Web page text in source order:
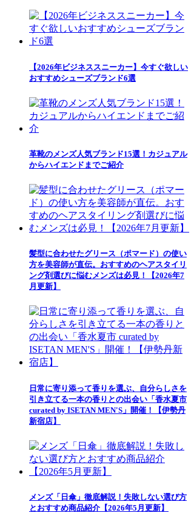
【2026年ビジネススニーカー】今すぐ欲しい
おすすめシューズブランド6選
革靴のメンズ人気ブランド15選！カジュアル
からハイエンドまでご紹介
髪型に合わせたグリース（ポマード）の使い
方を美容師が直伝。おすすめのヘアスタイリ
ング剤選びに悩むメンズは必見！【2026年7
月更新】
日常に寄り添って香りを選ぶ、自分らしさを
引き立てる一本の香りとの出会い「香水夏市
curated by ISETAN MEN'S」開催！【伊勢丹
新宿店】
メンズ「日傘」徹底解説！失敗しない選び方
とおすすめ商品紹介【2026年5月更新】